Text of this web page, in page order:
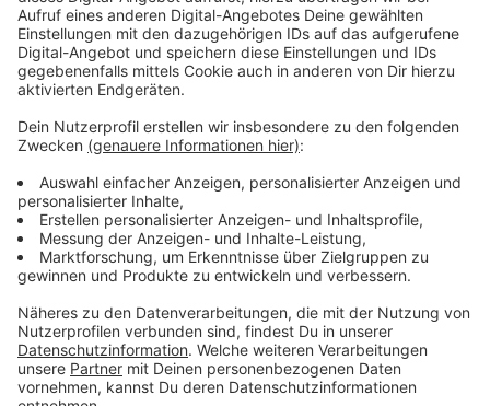
Film: Morgen kommt ein neuer Himmel
Neu auf Netflix verfügbar ist die Verfilmung des
Bestseller Romans „Morgen kommt ein neuer
Himmel“. Eine Mischung aus Drama und